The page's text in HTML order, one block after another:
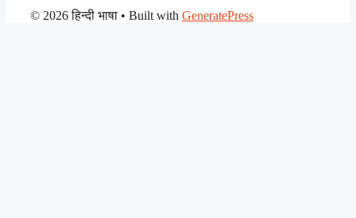
© 2026 हिन्दी भाषा • Built with GeneratePress